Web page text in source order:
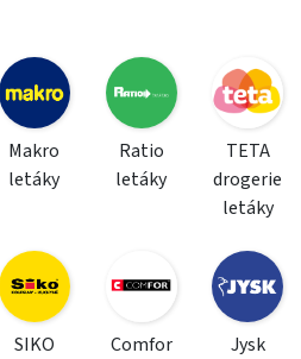
Makro
letáky
Ratio
letáky
TETA
drogerie
letáky
SIKO
Comfor
Jysk